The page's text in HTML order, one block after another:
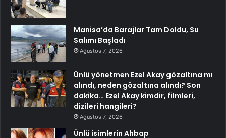
Manisa’da Barajlar Tam Doldu, Su
Salımı Başladı
Ağustos 7, 2026
Ünlü yönetmen Ezel Akay gözaltına mı
alındı, neden gözaltına alındı? Son
dakika… Ezel Akay kimdir, filmleri,
dizileri hangileri?
Ağustos 7, 2026
Ünlü isimlerin Ahbap